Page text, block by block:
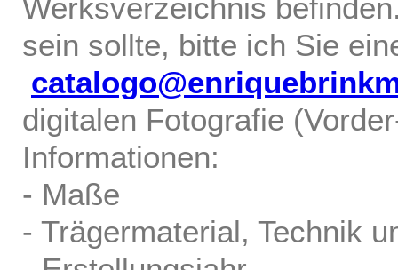
Werksverzeichnis
sein sollte, bitte ich Sie
digitalen Fotografie
Informationen:
- Maße
- Trägermaterial, Technik